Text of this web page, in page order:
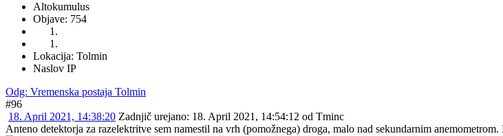
Altokumulus
Objave: 754
Lokacija: Tolmin
Naslov IP
Odg: Vremenska postaja Tolmin
#96
18. April 2021, 14:38:20 Zadnjič urejano: 18. April 2021, 14:54:12 od Tminc
Anteno detektorja za razelektritve sem namestil na vrh (pomožnega) droga, malo nad sekundarnim